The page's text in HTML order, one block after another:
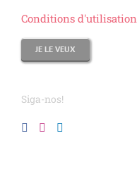
Conditions d'utilisation
Siga-nos!